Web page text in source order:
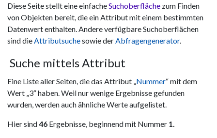
Wechseln zu:Navigation,Suche
Diese Seite stellt eine einfacheSuchoberfläche zum Finden
von Objekten bereit, die ein Attribut mit einem bestimmten
Datenwert enthalten. Andere verfügbare Suchoberflächen
sind dieAttributsuchesowie derAbfragengenerator.
Suche mittels Attribut
Eine Liste aller Seiten, die das Attribut „Nummer“ mit dem
Wert „3“ haben. Weil nur wenige Ergebnisse gefunden
wurden, werden auch ähnliche Werte aufgelistet.
Hier sind46 Ergebnisse, beginnend mit Nummer 1.